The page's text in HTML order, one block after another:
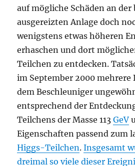
auf mögliche Schäden an der
ausgereizten Anlage doch
wenigstens etwas höheren
erhaschen und dort
Teilchen zu entdecken.
im September 2000 mehrere
dem Beschleuniger
entsprechend der
Teilchens der Masse 113GeV
Eigenschaften passend zum
Higgs-Teilchen.Insgesamt
dreimal so viele dieser